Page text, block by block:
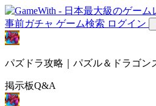
事前ガチャ ゲーム検索 ログイン
パズドラ攻略｜パズル＆ドラゴン
掲示板Q&A